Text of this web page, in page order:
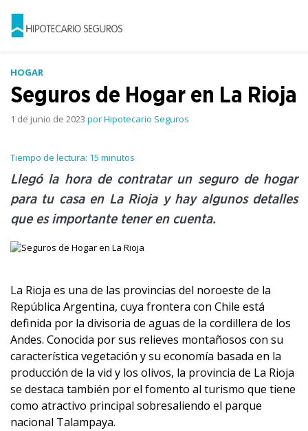
HOGAR
Seguros de Hogar en La Rioja
1 de junio de 2023 por Hipotecario Seguros
Tiempo de lectura: 15 minutos
Llegó la hora de contratar un seguro de hogar
para tu casa en La Rioja y hay algunos detalles
que es importante tener en cuenta.
La Rioja es una de las provincias del noroeste de la
República Argentina, cuya frontera con Chile está
definida por la divisoria de aguas de la cordillera de los
Andes. Conocida por sus relieves montañosos con su
característica vegetación y su economía basada en la
producción de la vid y los olivos, la provincia de La Rioja
se destaca también por el fomento al turismo que tiene
como atractivo principal sobresaliendo el parque
nacional Talampaya.